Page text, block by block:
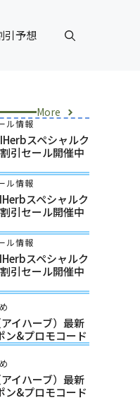
引予想
More
ル情報
スペシャルク
引セール開催中
ル情報
スペシャルク
引セール開催中
ル情報
スペシャルク
引セール開催中
イハーブ）最新
ン&プロモコード
イハーブ）最新
ン&プロモコード